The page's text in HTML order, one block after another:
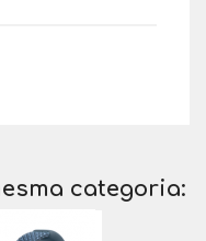
categoria: